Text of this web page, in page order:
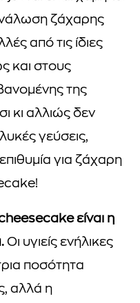
ζάχαρης
από τις ίδιες
και στους
της
κι αλλιώς δεν
γεύσεις,
για ζάχαρη
είναι η
Οι υγιείς ενήλικες
ποσότητα
αλλά η